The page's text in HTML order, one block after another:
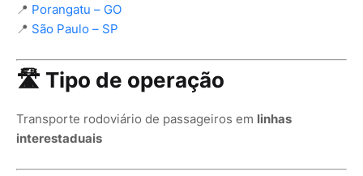
📍 Porangatu – GO
📍 São Paulo – SP
🛣️ Tipo de operação
Transporte rodoviário de passageiros em linhas
interestaduais